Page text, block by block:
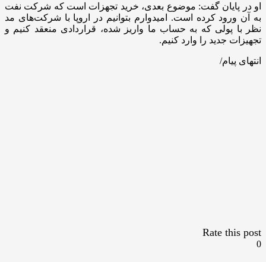
او در پایان گفت: موضوع بعدی، خرید تجهزات است که شرکت نفت
به آن ورود کرده است. امیدوارم بتوانیم در اروپا با شرکت‌های مد
نظر با پولی که به حساب ما واریز شده، قراردادی منعقد کنیم و
تجهیزات جدید را وارد کنیم.
انتهای پیام/
Rate this post
0